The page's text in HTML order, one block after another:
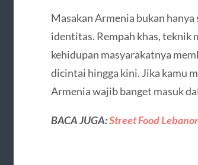
Masakan Armenia bukan hanya
identitas. Rempah khas, teknik
kehidupan masyarakatnya
dicintai hingga kini. Jika kamu
Armenia wajib banget masuk
BACA JUGA:Street Food